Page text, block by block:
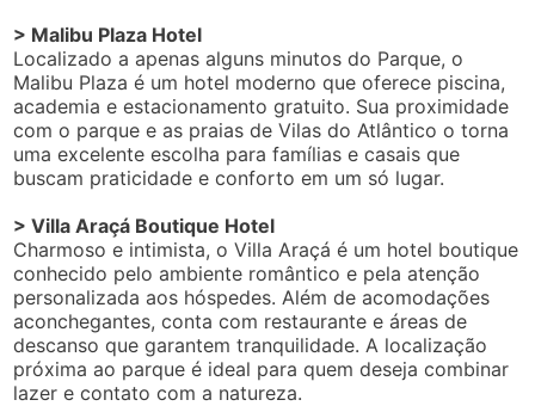
> Malibu Plaza Hotel
Localizado a apenas alguns minutos do Parque, o
Malibu Plaza é um hotel moderno que oferece piscina,
academia e estacionamento gratuito. Sua proximidade
com o parque e as praias de Vilas do Atlântico o torna
uma excelente escolha para famílias e casais que
buscam praticidade e conforto em um só lugar.
> Villa Araçá Boutique Hotel
Charmoso e intimista, o Villa Araçá é um hotel boutique
conhecido pelo ambiente romântico e pela atenção
personalizada aos hóspedes. Além de acomodações
aconchegantes, conta com restaurante e áreas de
descanso que garantem tranquilidade. A localização
próxima ao parque é ideal para quem deseja combinar
lazer e contato com a natureza.